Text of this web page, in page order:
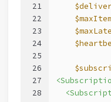
21
22
23
24
25
26
27
28